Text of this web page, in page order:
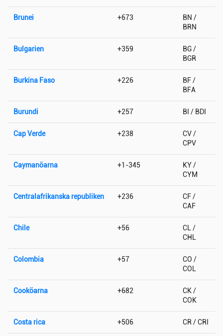
Brunei +673
BN /
BRN
Bulgarien +359
BG /
BGR
Burkina Faso +226
BF /
BFA
Burundi +257 BI / BDI
Cap Verde +238
CV /
CPV
Caymanöarna +1-345
KY /
CYM
Centralafrikanska republiken +236
CF /
CAF
Chile +56
CL /
CHL
Colombia +57
CO /
COL
Cooköarna +682
CK /
COK
Costa rica +506 CR / CRI